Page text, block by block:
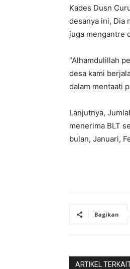
Kades Dusn
desanya ini, Dia
juga mengantre
“Alhamdulillah
desa kami
dalam mentaati
Lanjutnya,
menerima BLT
bulan, Januari,
Bagikan
ARTIKEL